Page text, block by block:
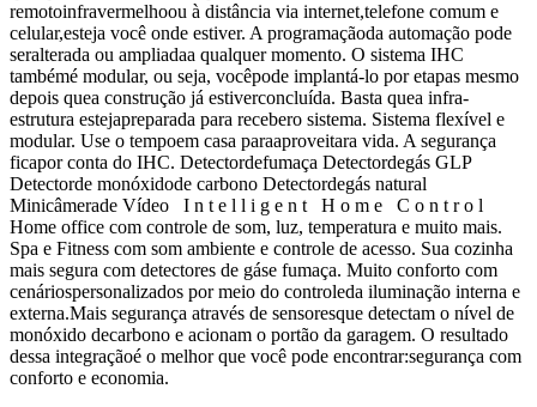
remotoinfravermelhoou à distância via internet,telefone comum e
celular,esteja você onde estiver. A programaçãoda automação pode
seralterada ou ampliadaa qualquer momento. O sistema IHC
tambémé modular, ou seja, vocêpode implantá-lo por etapas mesmo
depois quea construção já estiverconcluída. Basta quea infra-
estrutura estejapreparada para recebero sistema. Sistema flexível e
modular. Use o tempoem casa paraaproveitara vida. A segurança
ficapor conta do IHC. Detectordefumaça Detectordegás GLP
Detectorde monóxidode carbono Detectordegás natural
Minicâmerade Vídeo I n t e l l i g e n t H o m e C o n t r o l
Home office com controle de som, luz, temperatura e muito mais.
Spa e Fitness com som ambiente e controle de acesso. Sua cozinha
mais segura com detectores de gáse fumaça. Muito conforto com
cenáriospersonalizados por meio do controleda iluminação interna e
externa.Mais segurança através de sensoresque detectam o nível de
monóxido decarbono e acionam o portão da garagem. O resultado
dessa integraçãoé o melhor que você pode encontrar:segurança com
conforto e economia.